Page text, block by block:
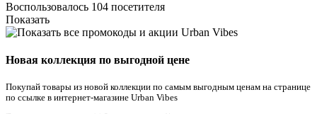
Воспользовалось 104 посетителя
Показать
Новая коллекция по выгодной цене
Покупай товары из новой коллекции по самым выгодным ценам на странице
по ссылке в интернет-магазине Urban Vibes